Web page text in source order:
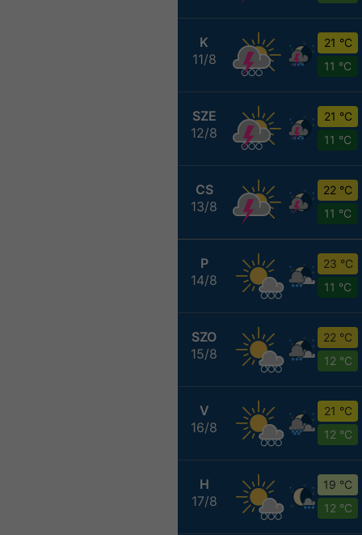
K
11/8
21 °C
11 °C
SZE
12/8
21 °C
11 °C
CS
13/8
22 °C
11 °C
P
14/8
23 °C
11 °C
SZO
15/8
22 °C
12 °C
V
16/8
21 °C
12 °C
H
17/8
19 °C
12 °C